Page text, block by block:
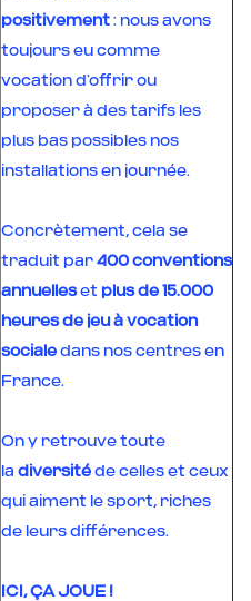
positivement : nous avons
toujours eu comme
vocation d’offrir ou
proposer à des tarifs les
plus bas possibles nos
installations en journée.
Concrètement, cela se
traduit par400 conventions
annuelleset plus de 15.000
heures de jeu à vocation
sociale dans nos centres en
France.
On y retrouve toute
ladiversité de celles et ceux
qui aiment le sport, riches
de leurs différences.
ICI, ÇA JOUE !